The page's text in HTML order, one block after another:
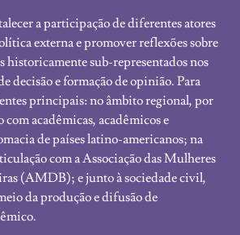
a participação de diferentes atores
externa e promover reflexões sobre
historicamente sub-representados nos
decisão e formação de opinião. Para
principais: no âmbito regional, por
com acadêmicas, acadêmicos e
de países latino-americanos; na
com a Associação das Mulheres
(AMDB); e junto à sociedade civil,
da produção e difusão de